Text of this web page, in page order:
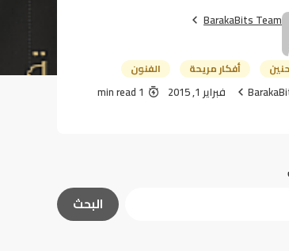
BarakaBits Team
أفكار مريحة الفنون
فبراير 1, 2015 1 min read
البحث